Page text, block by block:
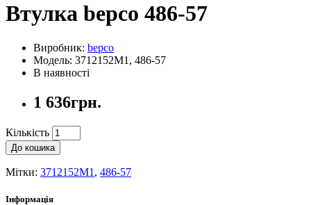
Втулка bepco 486-57
Виробник: bepco
Модель: 3712152M1, 486-57
В наявності
1 636грн.
Кількість
До кошика
Мітки: 3712152M1 , 486-57
Інформація